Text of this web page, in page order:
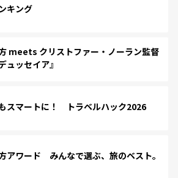
キング
meets クリストファー・ノーラン監督
ュッセイア』
スマートに！ トラベルハック2026
アワード みんなで選ぶ、旅のベスト。